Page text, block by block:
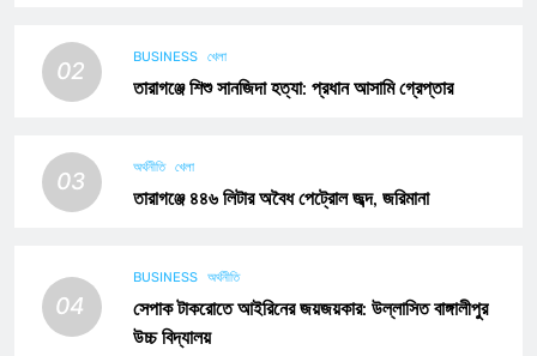
02 BUSINESS খেলা
তারাগঞ্জে শিশু সানজিদা হত্যা: প্রধান আসামি গ্রেপ্তার
03 অর্থনীতি খেলা
তারাগঞ্জে ৪৪৬ লিটার অবৈধ পেট্রোল জব্দ, জরিমানা
04
BUSINESS অর্থনীতি
সেপাক টাকরোতে আইরিনের জয়জয়কার: উল্লাসিত বাঙ্গালীপুর
উচ্চ বিদ্যালয়